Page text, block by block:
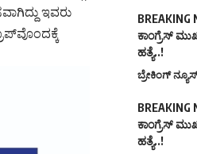
ಇವರು
ಕಾಂಗ್ರೆಸ್
ಹತ್ಯೆ..!
ಬ್ರೇಕಿಂಗ್
ಕಾಂಗ್ರೆಸ್
ಹತ್ಯೆ..!